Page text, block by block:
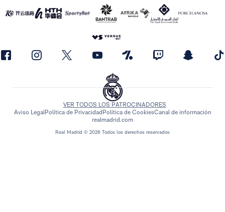
Real Madrid © 2026 Todos los derechos reservados
VER TODOS LOS PATROCINADORES
Aviso LegalPolítica de Privacidad Política de CookiesCanal de información
realmadrid.com